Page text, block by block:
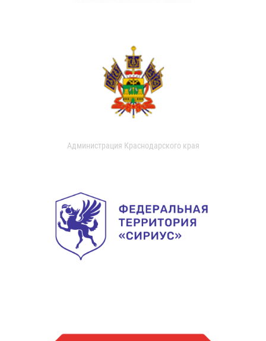
Администрация Краснодарского края